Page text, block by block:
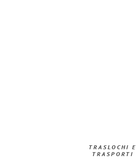
TRASLOCHI E
TRASPORTI​